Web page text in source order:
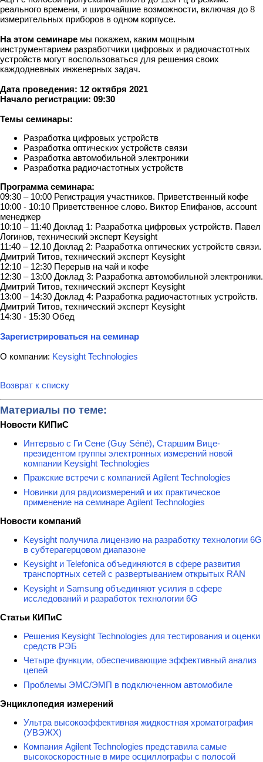
реального времени, и широчайшие возможности, включая до 8
измерительных приборов в одном корпусе.
На этом семинаре мы покажем, каким мощным
инструментарием разработчики цифровых и радиочастотных
устройств могут воспользоваться для решения своих
каждодневных инженерных задач.
Дата проведения: 12 октября 2021
Начало регистрации: 09:30
Темы семинары:
Разработка цифровых устройств
Разработка оптических устройств связи
Разработка автомобильной электроники
Разработка радиочастотных устройств
Программа семинара:
09:30 – 10:00 Регистрация участников. Приветственный кофе
10:00 - 10:10 Приветственное слово. Виктор Епифанов, account
менеджер
10:10 – 11:40 Доклад 1: Разработка цифровых устройств. Павел
Логинов, технический эксперт Keysight
11:40 – 12.10 Доклад 2: Разработка оптических устройств связи.
Дмитрий Титов, технический эксперт Keysight
12:10 – 12:30 Перерыв на чай и кофе
12:30 – 13:00 Доклад 3: Разработка автомобильной электроники.
Дмитрий Титов, технический эксперт Keysight
13:00 – 14:30 Доклад 4: Разработка радиочастотных устройств.
Дмитрий Титов, технический эксперт Keysight
14:30 - 15:30 Обед
Зарегистрироваться на семинар
О компании: Keysight Technologies
Возврат к списку
Материалы по теме:
Новости КИПиС
Интервью с Ги Сене (Guy Séné), Старшим Вице-
президентом группы электронных измерений новой
компании Keysight Technologies
Пражские встречи с компанией Agilent Technologies
Новинки для радиоизмерений и их практическое
применение на семинаре Agilent Technologies
Новости компаний
Keysight получила лицензию на разработку технологии 6G
в субтерагерцовом диапазоне
Keysight и Telefonica объединяются в сфере развития
транспортных сетей с развертыванием открытых RAN
Keysight и Samsung объединяют усилия в сфере
исследований и разработок технологии 6G
Статьи КИПиС
Решения Keysight Technologies для тестирования и оценки
средств РЭБ
Четыре функции, обеспечивающие эффективный анализ
цепей
Проблемы ЭМС/ЭМП в подключенном автомобиле
Энциклопедия измерений
Ультра высокоэффективная жидкостная хроматография
(УВЭЖХ)
Компания Agilent Technologies представила самые
высокоскоростные в мире осциллографы с полосой